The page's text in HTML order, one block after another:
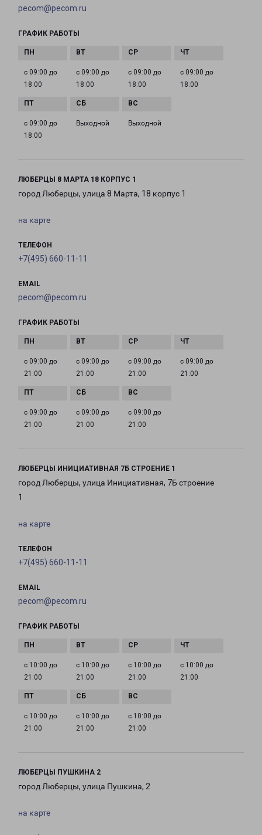
pecom@pecom.ru
ГРАФИК РАБОТЫ
с 09:00 до
18:00
с 09:00 до
18:00
с 09:00 до
18:00
с 09:00 до
18:00
с 09:00 до
18:00
Выходной Выходной
ЛЮБЕРЦЫ 8 МАРТА 18 КОРПУС 1
город Люберцы, улица 8 Марта, 18 корпус 1
на карте
ТЕЛЕФОН
+7(495) 660-11-11
EMAIL
pecom@pecom.ru
ГРАФИК РАБОТЫ
с 09:00 до
21:00
с 09:00 до
21:00
с 09:00 до
21:00
с 09:00 до
21:00
с 09:00 до
21:00
с 09:00 до
21:00
с 09:00 до
21:00
ЛЮБЕРЦЫ ИНИЦИАТИВНАЯ 7Б СТРОЕНИЕ 1
город Люберцы, улица Инициативная, 7Б строение
1
на карте
ТЕЛЕФОН
+7(495) 660-11-11
EMAIL
pecom@pecom.ru
ГРАФИК РАБОТЫ
с 10:00 до
21:00
с 10:00 до
21:00
с 10:00 до
21:00
с 10:00 до
21:00
с 10:00 до
21:00
с 10:00 до
21:00
с 10:00 до
21:00
ЛЮБЕРЦЫ ПУШКИНА 2
город Люберцы, улица Пушкина, 2
на карте